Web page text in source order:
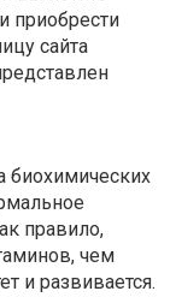
приобрести
сайта
правило,
чем
и развивается.